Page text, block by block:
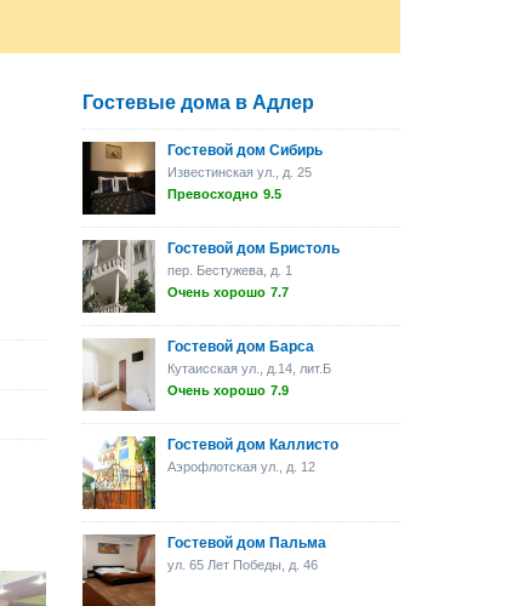
Гостевые дома в Адлер
Гостевой дом Сибирь
Известинская ул., д. 25
Превосходно 9.5
Гостевой дом Бристоль
пер. Бестужева, д. 1
Очень хорошо 7.7
Гостевой дом Барса
Кутаисская ул., д.14, лит.Б
Очень хорошо 7.9
Гостевой дом Каллисто
Аэрофлотская ул., д. 12
Гостевой дом Пальма
ул. 65 Лет Победы, д. 46